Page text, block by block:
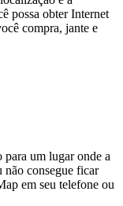
possa obter Internet
compra, jante e
um lugar onde a
não consegue ficar
em seu telefone ou